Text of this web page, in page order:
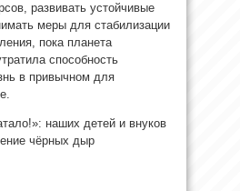
развивать устойчивые
меры для стабилизации
пока планета
способность
в привычном для
наших детей и внуков
чёрных дыр